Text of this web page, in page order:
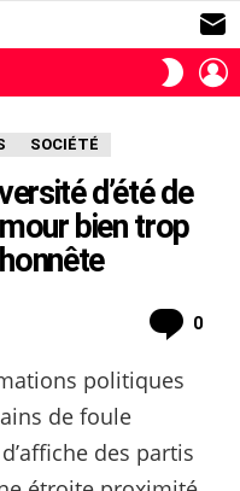
SKIN
SOCIÉTÉ
d’été de
bien trop
0
politiques
de foule
des partis